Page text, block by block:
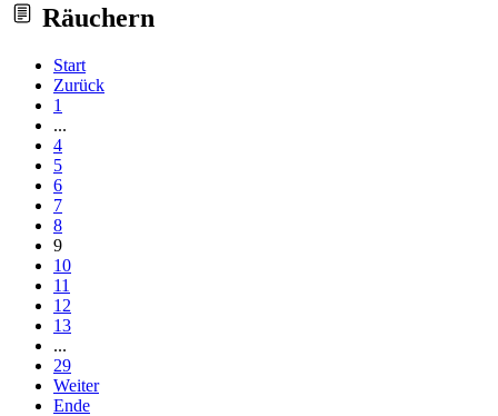
Räuchern
Start
Zurück
1
...
4
5
6
7
8
9
10
11
12
13
...
29
Weiter
Ende